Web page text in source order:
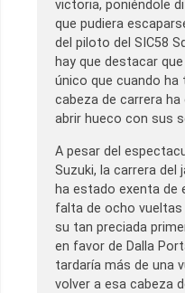
victoria, poniéndole
que pudiera
del piloto del SIC58
hay que destacar que
único que cuando ha
cabeza de carrera ha
abrir hueco con sus
A pesar del
Suzuki, la carrera del
ha estado exenta de
falta de ocho vueltas
su tan preciada
en favor de Dalla
tardaría más de una
volver a esa cabeza